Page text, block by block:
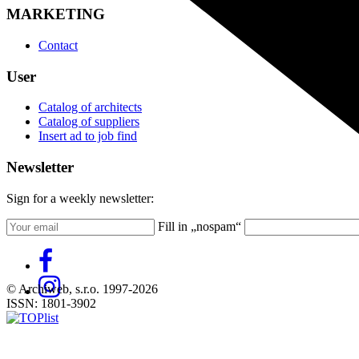
MARKETING
Contact
User
Catalog of architects
Catalog of suppliers
Insert ad to job find
Newsletter
Sign for a weekly newsletter:
Fill in „nospam“
© Archiweb, s.r.o. 1997-2026
ISSN: 1801-3902